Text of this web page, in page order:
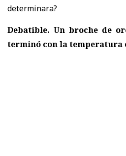
determinara?
Debatible. Un broche de
terminó con la temperatura